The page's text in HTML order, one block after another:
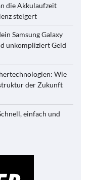
die Akkulaufzeit
steigert
Samsung Galaxy
unkompliziert Geld
Wie
der Zukunft
einfach und